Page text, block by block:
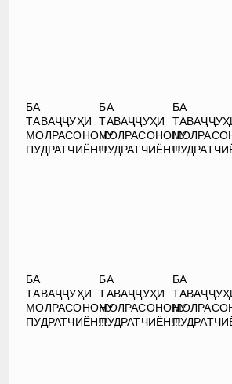
БА
ТАВАҶҶУҲИ
МОЛРАСОНОНУ
ПУДРАТЧИЁН!!!
БА
ТАВАҶҶУҲИ
МОЛРАСОНОНУ
ПУДРАТЧИЁН!!!
БА
БА
ТАВАҶҶУҲИ
МОЛРАСОНОНУ
ПУДРАТЧИЁН!!!
БА
ТАВАҶҶУҲИ
МОЛРАСОНОНУ
ПУДРАТЧИЁН!!!
БА